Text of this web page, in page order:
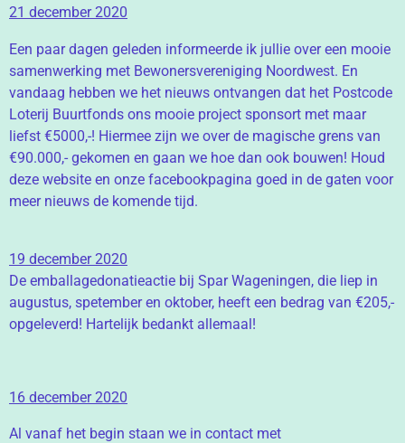
21 december 2020
Een paar dagen geleden informeerde ik jullie over een mooie
samenwerking met Bewonersvereniging Noordwest. En
vandaag hebben we het nieuws ontvangen dat het Postcode
Loterij Buurtfonds ons mooie project sponsort met maar
liefst €5000,-! Hiermee zijn we over de magische grens van
€90.000,- gekomen en gaan we hoe dan ook bouwen! Houd
deze website en onze facebookpagina goed in de gaten voor
meer nieuws de komende tijd.
19 december 2020
De emballagedonatieactie bij Spar Wageningen, die liep in
augustus, spetember en oktober, heeft een bedrag van €205,-
opgeleverd! Hartelijk bedankt allemaal!
16 december 2020
Al vanaf het begin staan we in contact met